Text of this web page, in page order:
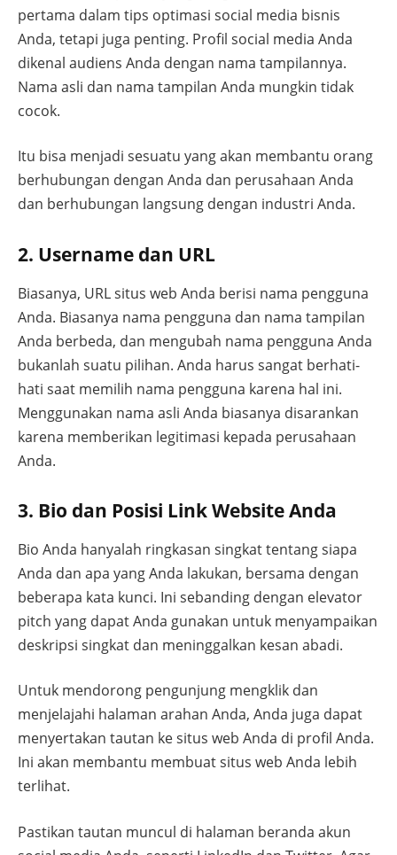
pertama dalam tips optimasi social media bisnis
Anda, tetapi juga penting. Profil social media Anda
dikenal audiens Anda dengan nama tampilannya.
Nama asli dan nama tampilan Anda mungkin tidak
cocok.
Itu bisa menjadi sesuatu yang akan membantu orang
berhubungan dengan Anda dan perusahaan Anda
dan berhubungan langsung dengan industri Anda.
2. Username dan URL
Biasanya, URL situs web Anda berisi nama pengguna
Anda. Biasanya nama pengguna dan nama tampilan
Anda berbeda, dan mengubah nama pengguna Anda
bukanlah suatu pilihan. Anda harus sangat berhati-
hati saat memilih nama pengguna karena hal ini.
Menggunakan nama asli Anda biasanya disarankan
karena memberikan legitimasi kepada perusahaan
Anda.
3. Bio dan Posisi Link Website Anda
Bio Anda hanyalah ringkasan singkat tentang siapa
Anda dan apa yang Anda lakukan, bersama dengan
beberapa kata kunci. Ini sebanding dengan elevator
pitch yang dapat Anda gunakan untuk menyampaikan
deskripsi singkat dan meninggalkan kesan abadi.
Untuk mendorong pengunjung mengklik dan
menjelajahi halaman arahan Anda, Anda juga dapat
menyertakan tautan ke situs web Anda di profil Anda.
Ini akan membantu membuat situs web Anda lebih
terlihat.
Pastikan tautan muncul di halaman beranda akun